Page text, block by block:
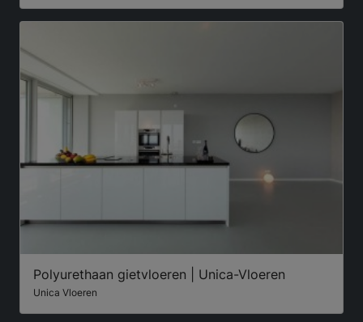
Polyurethaan gietvloeren | Unica-Vloeren
Unica Vloeren